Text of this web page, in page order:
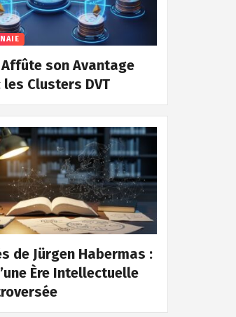
son Avantage
les Clusters DVT
de Jürgen Habermas :
Ère Intellectuelle